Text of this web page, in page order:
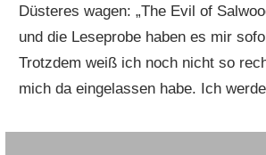
Düsteres wagen: „The Evil of
und die Leseprobe haben es mir
Trotzdem weiß ich noch nicht so
mich da eingelassen habe. Ich